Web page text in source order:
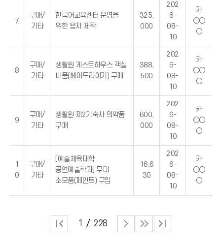
7
구매/
기타
한국어교육센터 운영을
위한 용지 제작
325,
000
202
6-
08-
10
카
○○
○
8
구매/
기타
생활원 게스트하우스 객실
비품(헤어드라이기) 구매
388,
500
202
6-
08-
10
카
○○
○
9
구매/
기타
생활원 제2기숙사 의약품
구매
600,
000
202
6-
08-
10
카
○○
○
1
0
구매/
기타
[예술체육대학
공연예술학과] 무대
소모품(페인트) 구입
16,6
30
202
6-
08-
10
카
○○
○
1 228